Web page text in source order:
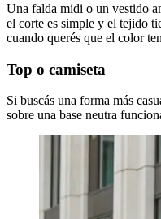
Una falda midi o un vestido
el corte es simple y el tejido
cuando querés que el color
Top o camiseta
Si buscás una forma más
sobre una base neutra